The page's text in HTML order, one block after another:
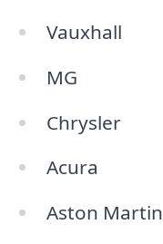
Vauxhall
MG
Chrysler
Acura
Aston Martin